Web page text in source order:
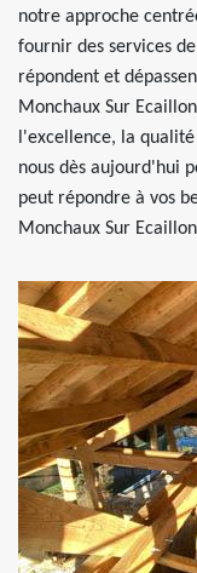
notre approche
fournir des services
répondent et
Monchaux Sur
l'excellence, la
nous dès aujourd'hui
peut répondre à vos
Monchaux Sur